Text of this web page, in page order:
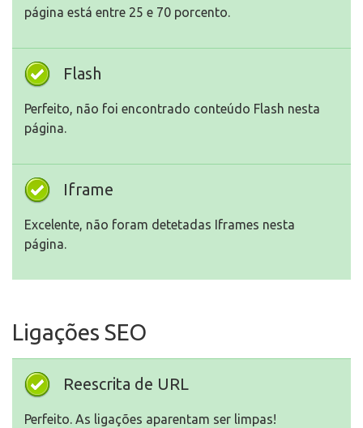
página está entre 25 e 70 porcento.
Flash
Perfeito, não foi encontrado conteúdo Flash nesta
página.
Iframe
Excelente, não foram detetadas Iframes nesta
página.
Ligações SEO
Reescrita de URL
Perfeito. As ligações aparentam ser limpas!